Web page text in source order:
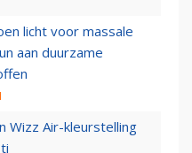
licht voor massale
aan duurzame
Wizz Air-kleurstelling